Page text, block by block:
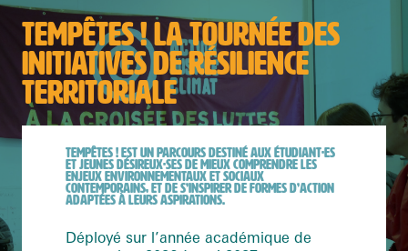
TEMPÊTES ! LA TOURNÉE DES
INITIATIVES DE RÉSILIENCE
TERRITORIALE
TEMPÊTES !EST UN PARCOURS DESTINÉ AUX ÉTUDIANT·ES
ET JEUNES DÉSIREUX·SES DE MIEUX COMPRENDRE LES
ENJEUX ENVIRONNEMENTAUX ET SOCIAUX
CONTEMPORAINS, ET DE S’INSPIRER DE FORMES D’ACTION
ADAPTÉES À LEURS ASPIRATIONS.
Déployé sur l’année académique de